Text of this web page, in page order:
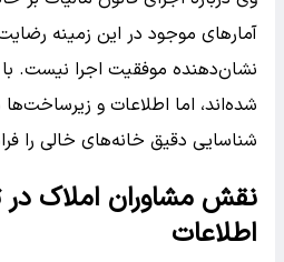
آمار‌های موجود در این زمینه
نشان‌دهنده موفقیت اجرا نیست. با
شده‌اند، اما اطلاعات و
شناسایی دقیق خانه‌های خالی را
نقش مشاوران املاک
اطلاعات